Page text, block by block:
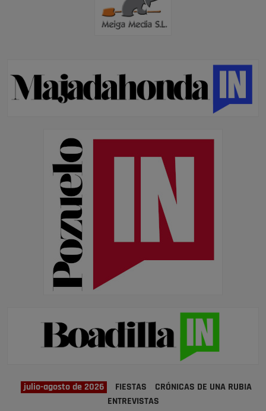
julio-agosto de 2026 FIESTAS
CRÓNICAS DE UNA RUBIA
ENTREVISTAS